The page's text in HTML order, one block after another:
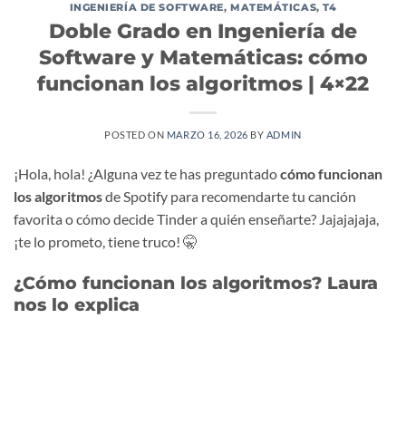
INGENIERÍA DE SOFTWARE,MATEMÁTICAS,T4
Doble Grado en Ingeniería de
Software y Matemáticas: cómo
funcionan los algoritmos | 4×22
POSTED ON MARZO 16, 2026 BY ADMIN
¡Hola, hola! ¿Alguna vez te has preguntadocómo funcionan
los algoritmosde Spotify para recomendarte tu canción
favorita o cómo decide Tinder a quién enseñarte? Jajajajaja,
¡te lo prometo, tiene truco! 🤫
¿Cómo funcionan los algoritmos? Laura
nos lo explica